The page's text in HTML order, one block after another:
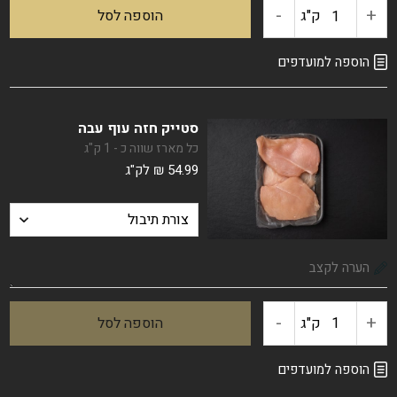
+ כמות
של
ל-
"שניצל"
ק"ג - הוספה לסל
הוספה למועדפים
סטייק חזה עוף עבה
כל מארז שווה כ - 1 ק"ג
₪ 54.99 לק"ג
+ כמות
של
ק"ג - הוספה לסל
הוספה למועדפים